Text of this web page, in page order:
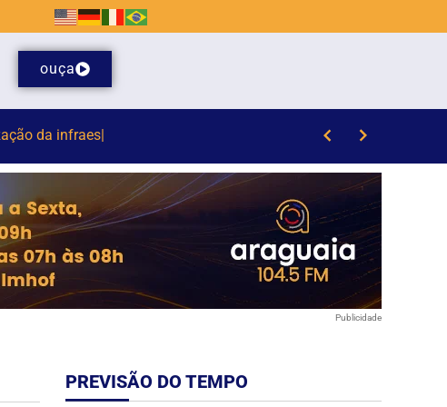
ouça
(7/8)
Publicidade
PREVISÃO DO TEMPO